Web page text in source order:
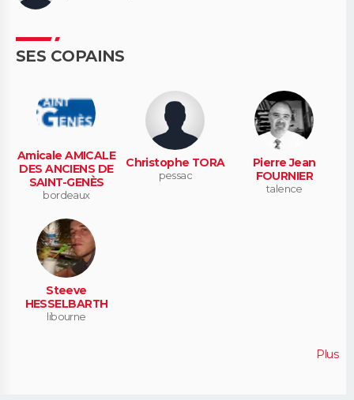
SES COPAINS
Amicale AMICALE
DES ANCIENS DE
SAINT-GENÈS
bordeaux
Christophe TORA
pessac
Pierre Jean
FOURNIER
talence
Steeve
HESSELBARTH
libourne
Plus